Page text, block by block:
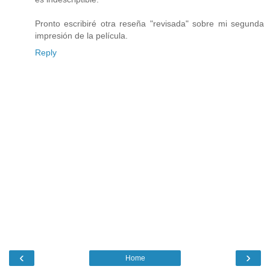
Pronto escribiré otra reseña "revisada" sobre mi segunda
impresión de la película.
Reply
‹ ›
Home